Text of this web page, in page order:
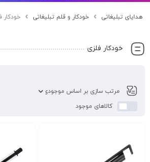
هدایای تبلیغاتی خودکار و قلم تبلیغاتی خودکار
خودکار فلزی
کالاهای موجود